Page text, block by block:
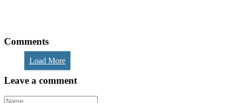
Comments
Load More
Leave a comment